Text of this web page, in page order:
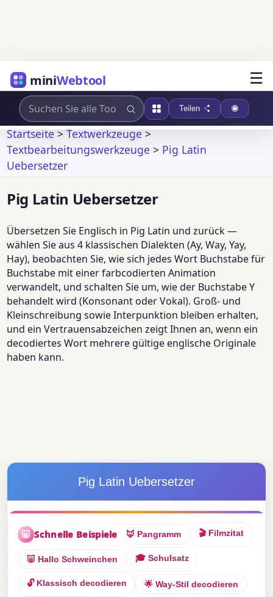
miniWebtool ☰
Teilen
Startseite>Textwerkzeuge>
Textbearbeitungswerkzeuge > Pig Latin
Uebersetzer
Pig Latin Uebersetzer
Übersetzen Sie Englisch in Pig Latin und zurück —
wählen Sie aus 4 klassischen Dialekten (Ay, Way, Yay,
Hay), beobachten Sie, wie sich jedes Wort Buchstabe für
Buchstabe mit einer farbcodierten Animation
verwandelt, und schalten Sie um, wie der Buchstabe Y
behandelt wird (Konsonant oder Vokal). Groß- und
Kleinschreibung sowie Interpunktion bleiben erhalten,
und ein Vertrauensabzeichen zeigt Ihnen an, wenn ein
decodiertes Wort mehrere gültige englische Originale
haben kann.
Pig Latin Uebersetzer
🐷 Schnelle Beispiele 🦊 Pangramm 🎬 Filmzitat
🐷 Hallo Schweinchen 🎓 Schulsatz
🔓 Klassisch decodieren 🌟 Way-Stil decodieren